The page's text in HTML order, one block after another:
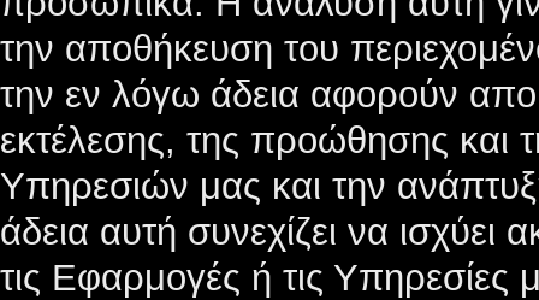
την αποθήκευση του
την εν λόγω άδεια αφορούν
εκτέλεσης, της προώθησης
Υπηρεσιών μας και την
άδεια αυτή συνεχίζει να ισχύει
τις Εφαρμογές ή τις Υπηρεσίες